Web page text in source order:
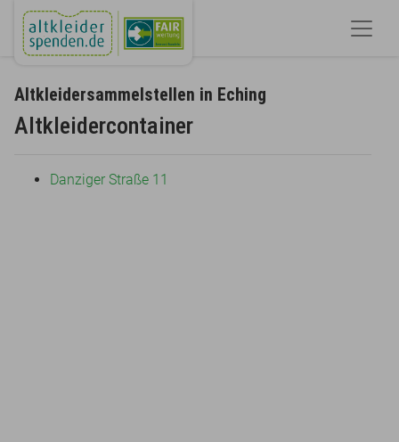
Altkleidersammelstellen in Eching
Altkleidercontainer
Danziger Straße 11